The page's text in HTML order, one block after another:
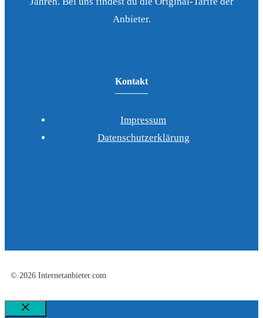
Anbieter.
Kontakt
Impressum
Datenschutzerklärung
© 2026 Internetanbieter.com